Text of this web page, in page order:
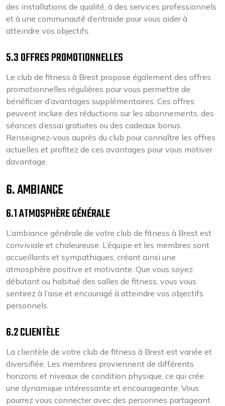
des installations de qualité, à des services professionnels
et à une communauté d’entraide pour vous aider à
atteindre vos objectifs.
5.3 OFFRES PROMOTIONNELLES
Le club de fitness à Brest propose également des offres
promotionnelles régulières pour vous permettre de
bénéficier d’avantages supplémentaires. Ces offres
peuvent inclure des réductions sur les abonnements, des
séances d’essai gratuites ou des cadeaux bonus.
Renseignez-vous auprès du club pour connaître les offres
actuelles et profitez de ces avantages pour vous motiver
davantage.
6. AMBIANCE
6.1 ATMOSPHÈRE GÉNÉRALE
L’ambiance générale de votre club de fitness à Brest est
conviviale et chaleureuse. L’équipe et les membres sont
accueillants et sympathiques, créant ainsi une
atmosphère positive et motivante. Que vous soyez
débutant ou habitué des salles de fitness, vous vous
sentirez à l’aise et encouragé à atteindre vos objectifs
personnels.
6.2 CLIENTÈLE
La clientèle de votre club de fitness à Brest est variée et
diversifiée. Les membres proviennent de différents
horizons et niveaux de condition physique, ce qui crée
une dynamique intéressante et encourageante. Vous
pourrez vous connecter avec des personnes partageant